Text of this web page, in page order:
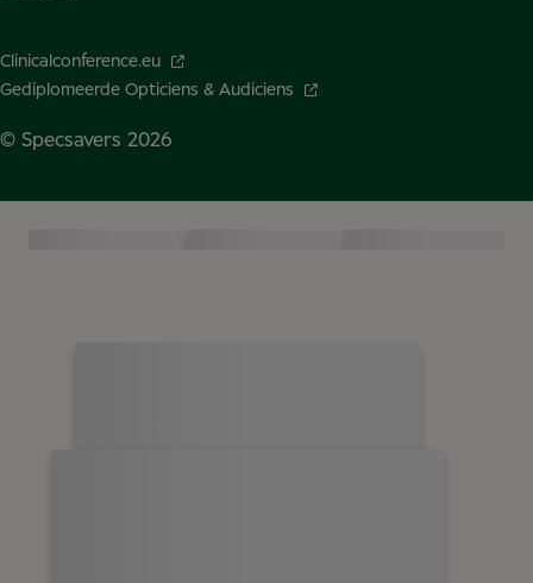
Clinicalconference.eu
Gediplomeerde Opticiens & Audiciens
© Specsavers 2026